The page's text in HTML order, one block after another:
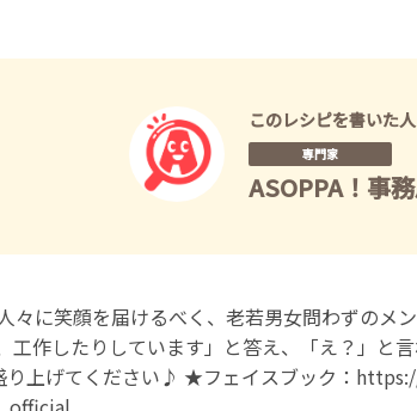
このレシピを書いた人
専門家
ASOPPA！事
々に笑顔を届けるべく、老若男女問わずのメ
工作したりしています」と答え、「え？」と
り上げてください♪ ★フェイスブック：